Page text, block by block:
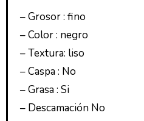
– Grosor : fino
– Color : negro
– Textura: liso
– Caspa : No
– Grasa : Si
– Descamación No